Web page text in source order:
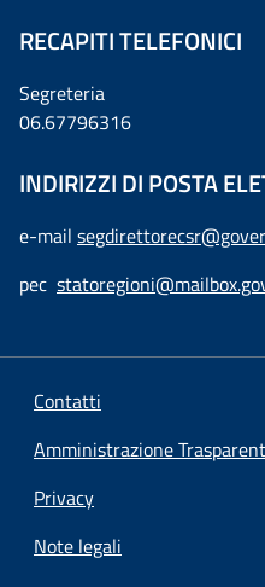
RECAPITI TELEFONICI
Segreteria
06.67796316
INDIRIZZI DI POSTA
e-mail
pec
Contatti
Amministrazione
Privacy
Note legali